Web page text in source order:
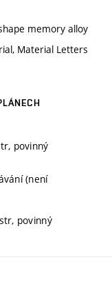
memory alloy
Material Letters
povinný
(není
povinný